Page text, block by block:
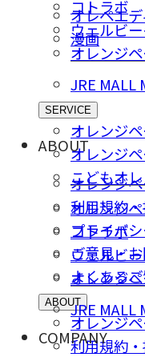
オレペエ
漫画
コトラボ
ウェルビ
オレンジ
JRE MALL
SERVICE
オレンジ
オレンジ
こどもオ
オレンジ
コトラボ
ウェルビ
オレンジ
JRE MALL
ABOUT
オレンジ
利用規約
プライバ
ご意⾒・
よくある
ABOUT
オレンジ
利用規約
COMPANY